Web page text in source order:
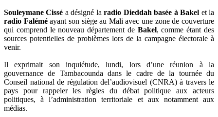
Souleymane Cissé a désigné laradio Dieddah basée à Bakel et la
radio Faléméayant son siège au Mali avec une zone de couverture
qui comprend le nouveau département de Bakel, comme étant des
sources potentielles de problèmes lors de la campagne électorale à
venir.
Il exprimait son inquiétude, lundi, lors d’une réunion à la
gouvernance de Tambacounda dans le cadre de la tournée du
Conseil national de régulation del’audiovisuel (CNRA) à travers le
pays pour rappeler les règles du débat politique aux acteurs
politiques, à l’administration territoriale et aux notamment aux
médias.